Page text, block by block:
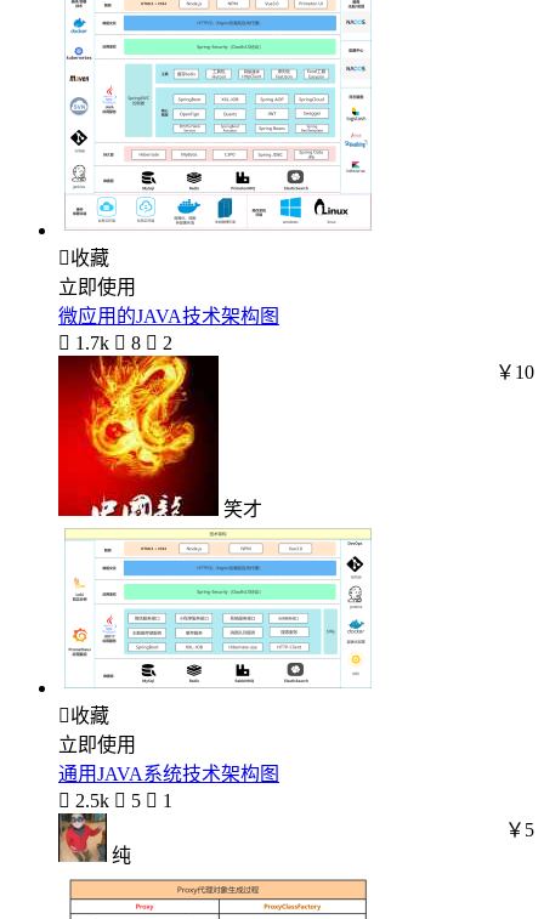
收藏
立即使用
微应用的JAVA技术架构图
 1.7k  8  2
笑才
￥10
收藏
立即使用
通用JAVA系统技术架构图
 2.5k  5  1
纯
￥5